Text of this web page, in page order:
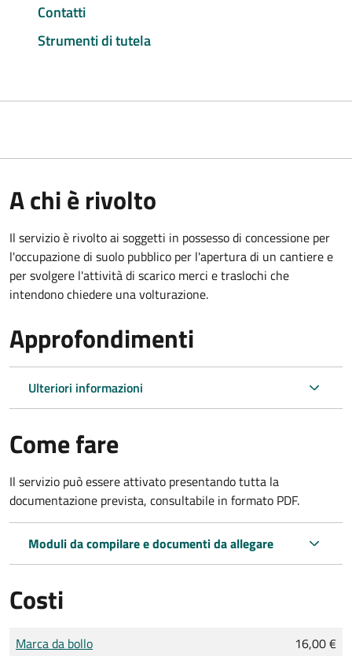
Contatti
Strumenti di tutela
A chi è rivolto
Il servizio è rivolto ai soggetti in possesso di concessione per
l'occupazione di suolo pubblico per l'apertura di un cantiere e
per svolgere l'attività di scarico merci e traslochi che
intendono chiedere una volturazione.
Approfondimenti
Ulteriori informazioni
Come fare
Il servizio può essere attivato presentando tutta la
documentazione prevista, consultabile in formato PDF.
Moduli da compilare e documenti da allegare
Costi
Tipo di pagamento
Importo
Marca da bollo 16,00 €